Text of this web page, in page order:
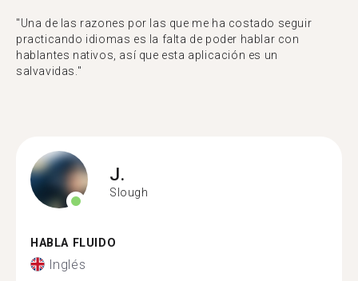
"Una de las razones por las que me ha costado seguir
practicando idiomas es la falta de poder hablar con
hablantes nativos, así que esta aplicación es un
salvavidas."
J.
Slough
HABLA FLUIDO
Inglés